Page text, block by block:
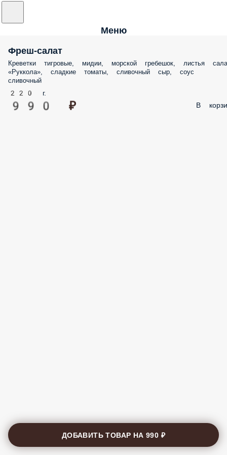
Меню
Фреш-салат
Креветки тигровые, мидии, морской гребешок, листья
«Руккола», сладкие томаты, сливочный сыр, соус
сливочный
220 г.
990 ₽ В
ДОБАВИТЬ ТОВАР НА990 ₽